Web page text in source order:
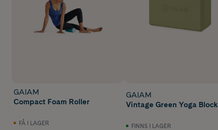
GAIAM
Compact Foam Roller
FÅ I LAGER
GAIAM
Vintage Green Yoga Block
FINNS I LAGER